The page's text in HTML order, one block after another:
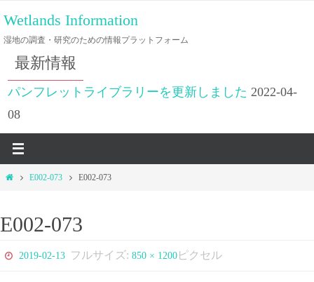
ン
テ
ツ
ス
プ
Wetlands Information
湿地の調査・研究のための情報プラットフォーム
最新情報
パンフレットライブラリーを更新しました 2022-04-
08
ホ
E002-073 E002-073
E002-073
2019-02-13 フルサイズ:850 × 1200 ピクセル